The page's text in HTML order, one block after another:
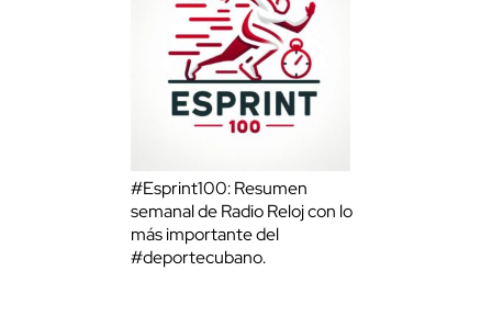
#Esprint100: Resumen
semanal de Radio Reloj con lo
más importante del
#deportecubano.